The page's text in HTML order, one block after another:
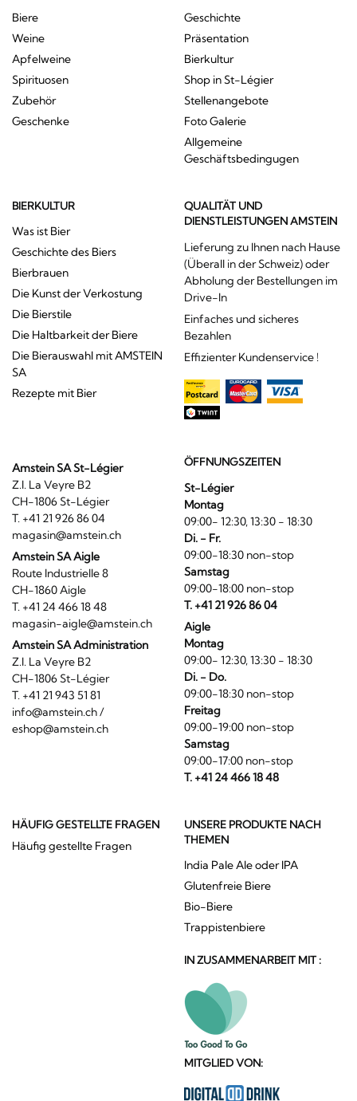
Biere
Weine
Apfelweine
Spirituosen
Zubehör
Geschenke
Geschichte
Präsentation
Bierkultur
Shop in St-Légier
Stellenangebote
Foto Galerie
Allgemeine
Geschäftsbedingugen
BIERKULTUR
Was ist Bier
Geschichte des Biers
Bierbrauen
Die Kunst der Verkostung
Die Bierstile
Die Haltbarkeit der Biere
Die Bierauswahl mit AMSTEIN
SA
Rezepte mit Bier
QUALITÄT UND
DIENSTLEISTUNGEN AMSTEIN
Lieferung zu Ihnen nach Hause
(Überall in der Schweiz) oder
Abholung der Bestellungen im
Drive-In
Einfaches und sicheres
Bezahlen
Effizienter Kundenservice !
Amstein SA St-Légier
Z.I. La Veyre B2
CH-1806 St-Légier
T. +41 21 926 86 04
magasin@amstein.ch
Amstein SA Aigle
Route Industrielle 8
CH-1860 Aigle
T. +41 24 466 18 48
magasin-aigle@amstein.ch
Amstein SA Administration
Z.I. La Veyre B2
CH-1806 St-Légier
T. +41 21 943 51 81
info@amstein.ch/
eshop@amstein.ch
ÖFFNUNGSZEITEN
St-Légier
Montag
09:00- 12:30, 13:30 - 18:30
Di. - Fr.
09:00-18:30 non-stop
Samstag
09:00-18:00 non-stop
T. +41 21 926 86 04
Aigle
Montag
09:00- 12:30, 13:30 - 18:30
Di. - Do.
09:00-18:30 non-stop
Freitag
09:00-19:00 non-stop
Samstag
09:00-17:00 non-stop
T. +41 24 466 18 48
HÄUFIG GESTELLTE FRAGEN
Häufig gestellte Fragen
UNSERE PRODUKTE NACH
THEMEN
India Pale Ale oder IPA
Glutenfreie Biere
Bio-Biere
Trappistenbiere
IN ZUSAMMENARBEIT MIT :
MITGLIED VON: